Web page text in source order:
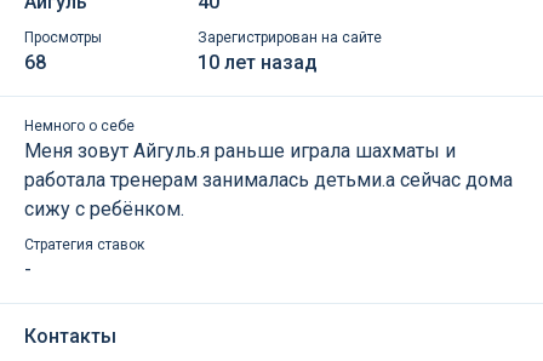
Просмотры
68
Зарегистрирован на сайте
10 лет назад
Немного о себе
Меня зовут Айгуль.я раньше играла шахматы и
работала тренерам занималась детьми.а сейчас дома
сижу с ребёнком.
Стратегия ставок
-
Контакты